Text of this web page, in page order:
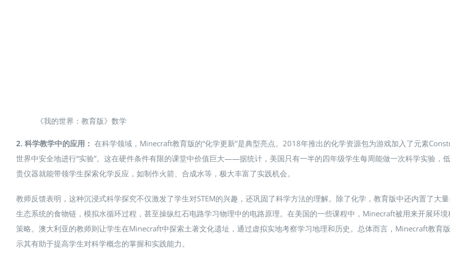
《我的世界：教育版》数学
2. 科学教学中的应用： 在科学领域，Minecraft教育版的“化学更新”是典型亮点。2018年推出的化学资源包为游戏加入了元素
世界中安全地进行“实验”。这在硬件条件有限的课堂中价值巨大——据统计，美国只有一半的四年级学生每周能做一次科学实验，
贵仪器就能带领学生探索化学反应，如制作火箭、合成水等，极大丰富了实践机会​。
教师反馈表明，这种沉浸式科学探究不仅激发了学生对STEM的兴趣，还巩固了科学方法的理解​。除了化学，教育版中还内置了大
生态系统的食物链，模拟水循环过程，甚至操纵红石电路学习物理中的电路原理​。在美国的一些课程中，Minecraft被用来开展环
策略​。澳大利亚的教师则让学生在Minecraft中探索土著文化遗址，通过虚拟实地考察学习地理和历史​。总体而言，Minecraft教育
示其有助于提高学生对科学概念的掌握和实践能力​。